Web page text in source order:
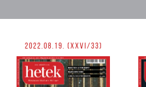
2022.08.19. (XXVI/33)